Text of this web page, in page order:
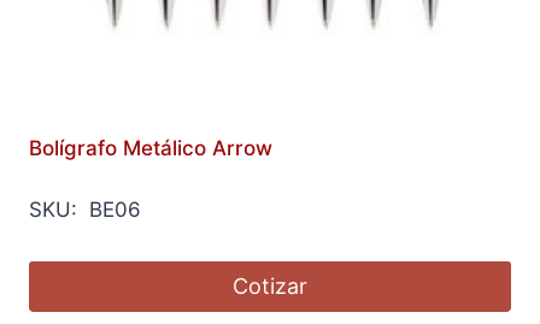
Bolígrafo Metálico Arrow
SKU: BE06
Cotizar